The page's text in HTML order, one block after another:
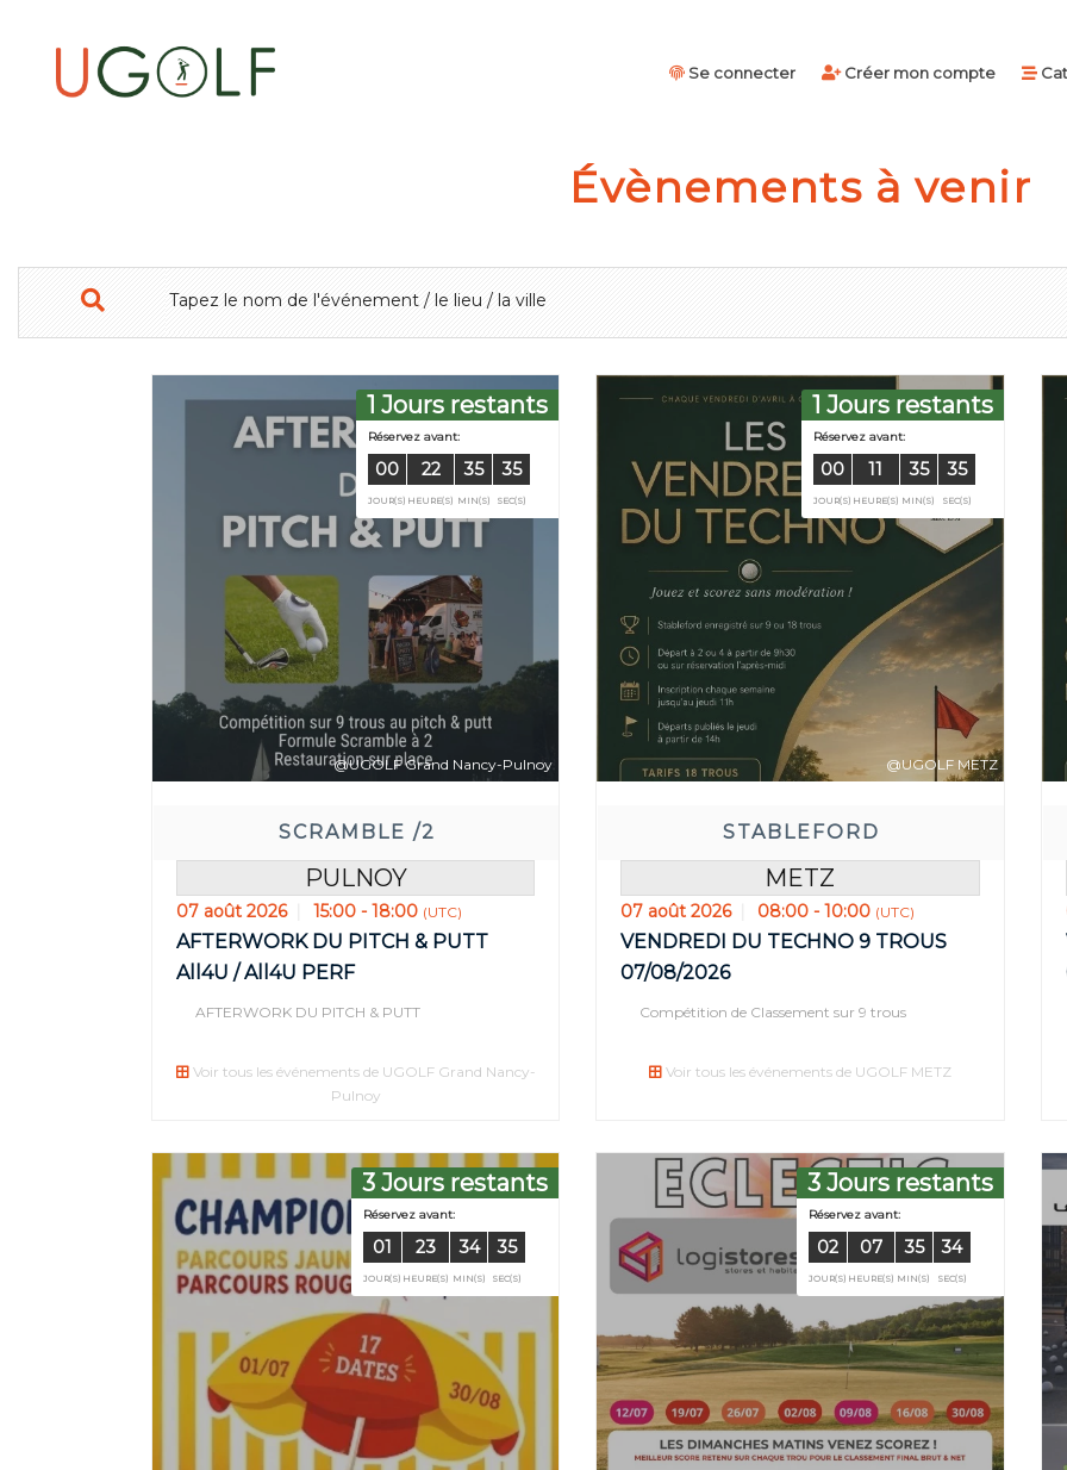
Se connecter Créer mon compte
Évènements à venir
1 Jours restants
Réservez avant:
00 34
JOUR(S) SEC(S)
SCRAMBLE /2
@UGOLF Grand Nancy-Pulnoy
PULNOY
07 août 2026 15:00 - 18:00 (UTC)
AFTERWORK DU PITCH & PUTT
All4U / All4U PERF
AFTERWORK DU PITCH & PUTT
Voir tous les événements de UGOLF Grand Nancy-
Pulnoy
1 Jours restants
STABLEFORD
@UGOLF METZ
METZ
07 août 2026 08:00 - 10:00 (UTC)
VENDREDI DU TECHNO 9 TROUS
07/08/2026
Compétition de Classement sur 9 trous
Voir tous les événements de UGOLF METZ
3 Jours restants 3 Jours restants